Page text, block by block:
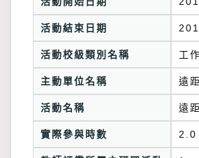
活動結束日期
活動校級類別名稱 工
主動單位名稱 遠
活動名稱 遠
實際參與時數 2.0